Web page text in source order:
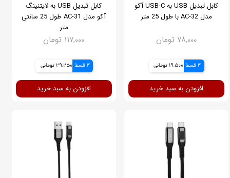
کابل تبدیل USB به USB-C آکو
مدل AC-32 با طول 25 متر
۷۸,۰۰۰ تومان
4 قسط 19,500 تومانی
افزودن به سبد خرید
کابل تبدیل USB به لایتنینگ
آکو مدل AC-31 طول 25 سانتی
متر
۱۱۷,۰۰۰ تومان
4 قسط 29,250 تومانی
افزودن به سبد خرید